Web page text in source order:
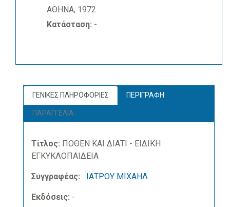
ΑΘΗΝΑ, 1972
Κατάσταση: -
ΓΕΝΙΚΕΣ ΠΛΗΡΟΦΟΡΙΕΣ ΠΕΡΙΓΡΑΦΗ
ΠΑΡΑΓΓΕΛΙΑ
Τίτλος: ΠΟΘΕΝ ΚΑΙ ΔΙΑΤΙ - ΕΙΔΙΚΗ
ΕΓΚΥΚΛΟΠΑΙΔΕΙΑ
Συγγραφέας: ΙΑΤΡΟΥ ΜΙΧΑΗΛ
Εκδόσεις: -